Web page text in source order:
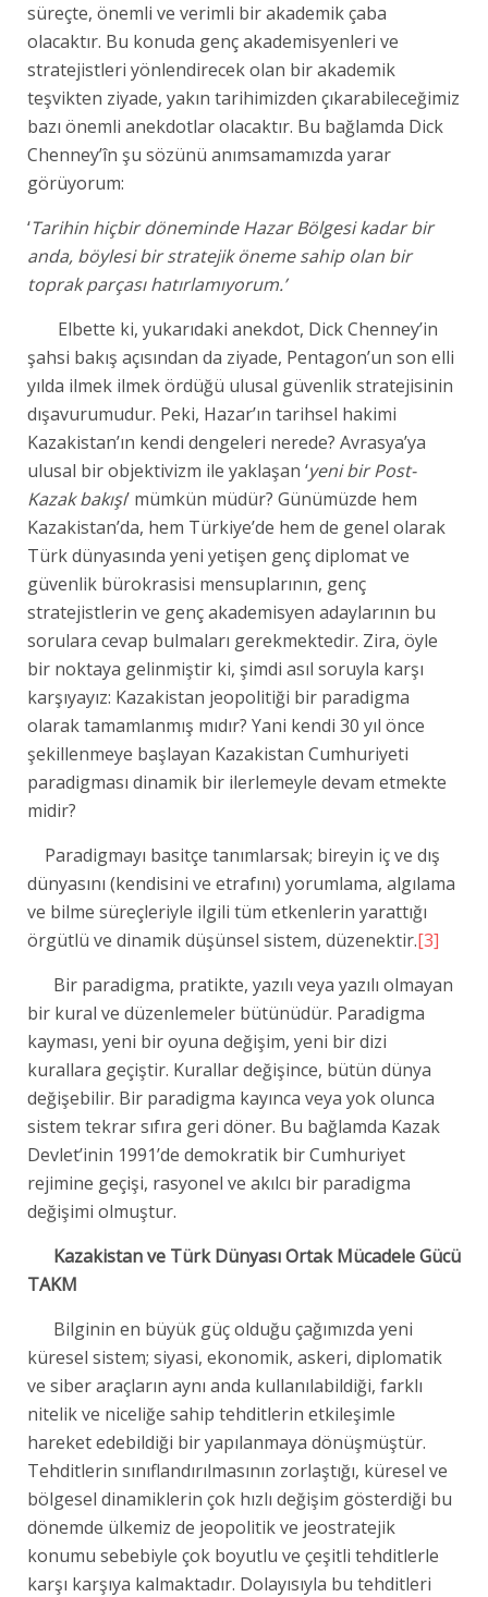
süreçte, önemli ve verimli bir akademik çaba
olacaktır. Bu konuda genç akademisyenleri ve
stratejistleri yönlendirecek olan bir akademik
teşvikten ziyade, yakın tarihimizden çıkarabileceğimiz
bazı önemli anekdotlar olacaktır. Bu bağlamda Dick
Chenney’în şu sözünü anımsamamızda yarar
görüyorum:
‘Tarihin hiçbir döneminde Hazar Bölgesi kadar bir
anda, böylesi bir stratejik öneme sahip olan bir
toprak parçası hatırlamıyorum.’
Elbette ki, yukarıdaki anekdot, Dick Chenney’in
şahsi bakış açısından da ziyade, Pentagon’un son elli
yılda ilmek ilmek ördüğü ulusal güvenlik stratejisinin
dışavurumudur. Peki, Hazar’ın tarihsel hakimi
Kazakistan’ın kendi dengeleri nerede? Avrasya’ya
ulusal bir objektivizm ile yaklaşan ‘yeni bir Post-
Kazak bakışı’ mümkün müdür? Günümüzde hem
Kazakistan’da, hem Türkiye’de hem de genel olarak
Türk dünyasında yeni yetişen genç diplomat ve
güvenlik bürokrasisi mensuplarının, genç
stratejistlerin ve genç akademisyen adaylarının bu
sorulara cevap bulmaları gerekmektedir. Zira, öyle
bir noktaya gelinmiştir ki, şimdi asıl soruyla karşı
karşıyayız: Kazakistan jeopolitiği bir paradigma
olarak tamamlanmış mıdır? Yani kendi 30 yıl önce
şekillenmeye başlayan Kazakistan Cumhuriyeti
paradigması dinamik bir ilerlemeyle devam etmekte
midir?
Paradigmayı basitçe tanımlarsak; bireyin iç ve dış
dünyasını (kendisini ve etrafını) yorumlama, algılama
ve bilme süreçleriyle ilgili tüm etkenlerin yarattığı
örgütlü ve dinamik düşünsel sistem, düzenektir.[3]
Bir paradigma, pratikte, yazılı veya yazılı olmayan
bir kural ve düzenlemeler bütünüdür. Paradigma
kayması, yeni bir oyuna değişim, yeni bir dizi
kurallara geçiştir. Kurallar değişince, bütün dünya
değişebilir. Bir paradigma kayınca veya yok olunca
sistem tekrar sıfıra geri döner. Bu bağlamda Kazak
Devlet’inin 1991’de demokratik bir Cumhuriyet
rejimine geçişi, rasyonel ve akılcı bir paradigma
değişimi olmuştur.
Kazakistan ve Türk Dünyası Ortak Mücadele Gücü
TAKM
Bilginin en büyük güç olduğu çağımızda yeni
küresel sistem; siyasi, ekonomik, askeri, diplomatik
ve siber araçların aynı anda kullanılabildiği, farklı
nitelik ve niceliğe sahip tehditlerin etkileşimle
hareket edebildiği bir yapılanmaya dönüşmüştür.
Tehditlerin sınıflandırılmasının zorlaştığı, küresel ve
bölgesel dinamiklerin çok hızlı değişim gösterdiği bu
dönemde ülkemiz de jeopolitik ve jeostratejik
konumu sebebiyle çok boyutlu ve çeşitli tehditlerle
karşı karşıya kalmaktadır. Dolayısıyla bu tehditleri